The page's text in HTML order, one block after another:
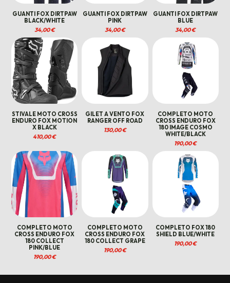
GUANTI FOX DIRTPAW
BLACK/WHITE
34,00€
GUANTI FOX DIRTPAW
PINK
34,00€
GUANTI FOX DIRTPAW
BLUE
34,00€
STIVALE MOTO CROSS
ENDURO FOX MOTION
X BLACK
410,00€
GILET A VENTO FOX
RANGER OFF ROAD
130,00€
COMPLETO MOTO
CROSS ENDURO FOX
180 IMAGE COSMO
WHITE/BLACK
190,00€
COMPLETO MOTO
CROSS ENDURO FOX
180 COLLECT
PINK/BLUE
190,00€
COMPLETO MOTO
CROSS ENDURO FOX
180 COLLECT GRAPE
190,00€
COMPLETO FOX 180
SHIELD BLUE/WHITE
190,00€